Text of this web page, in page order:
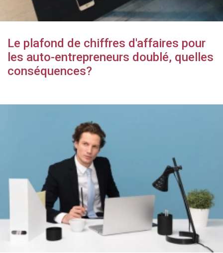
Le plafond de chiffres d'affaires pour
les auto-entrepreneurs doublé, quelles
conséquences?